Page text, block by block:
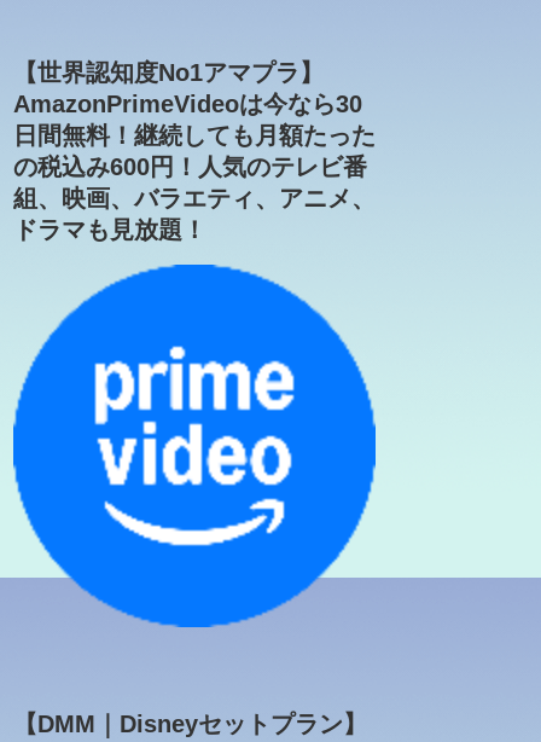
【世界認知度No1アマプラ】
AmazonPrimeVideoは今なら30
日間無料！継続しても月額たった
の税込み600円！人気のテレビ番
組、映画、バラエティ、アニメ、
ドラマも見放題！
【DMM｜Disneyセットプラン】